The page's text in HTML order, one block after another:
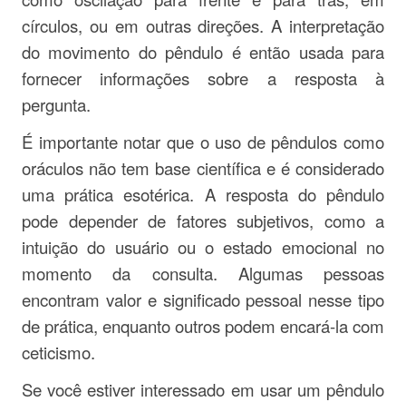
círculos, ou em outras direções. A interpretação
do movimento do pêndulo é então usada para
fornecer informações sobre a resposta à
pergunta.
É importante notar que o uso de pêndulos como
oráculos não tem base científica e é considerado
uma prática esotérica. A resposta do pêndulo
pode depender de fatores subjetivos, como a
intuição do usuário ou o estado emocional no
momento da consulta. Algumas pessoas
encontram valor e significado pessoal nesse tipo
de prática, enquanto outros podem encará-la com
ceticismo.
Se você estiver interessado em usar um pêndulo